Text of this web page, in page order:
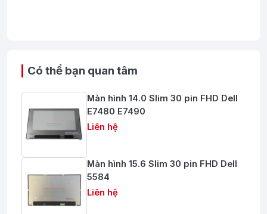
Ứng dụng thực tế:
Hệ thống điện mặt trời dân dụng và công nghiệp
Tủ điện DC, hộp nối combiner box
Inverter năng lượng mặt trời
Bộ sạc pin, hệ thống lưu trữ điện (ESS)
Có thể bạn quan tâm
Màn hình 14.0 Slim 30 pin FHD Dell
E7480 E7490
Liên hệ
Màn hình 15.6 Slim 30 pin FHD Dell
5584
Liên hệ